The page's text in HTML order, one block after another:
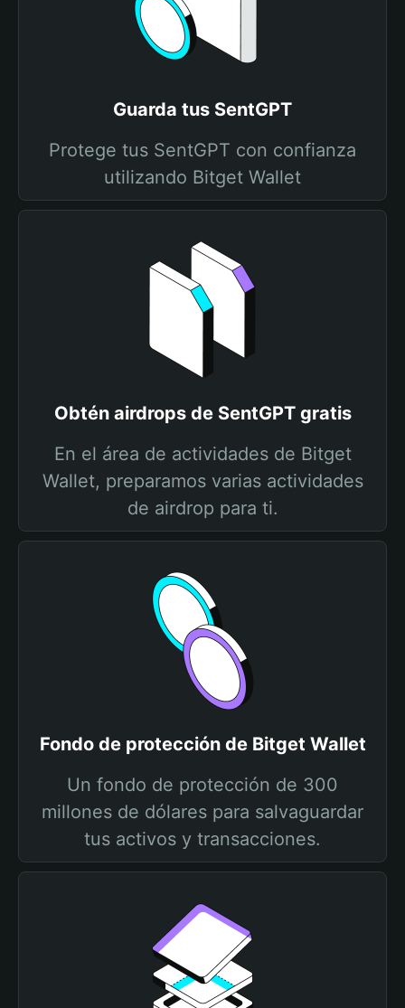
Guarda tus SentGPT
Protege tus SentGPT con confianza
utilizando Bitget Wallet
Obtén airdrops de SentGPT gratis
En el área de actividades de Bitget
Wallet, preparamos varias actividades
de airdrop para ti.
Fondo de protección de Bitget Wallet
Un fondo de protección de 300
millones de dólares para salvaguardar
tus activos y transacciones.